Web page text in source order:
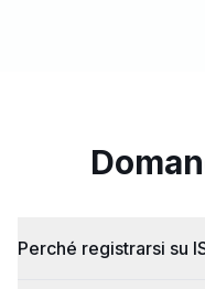
Perché registrarsi su